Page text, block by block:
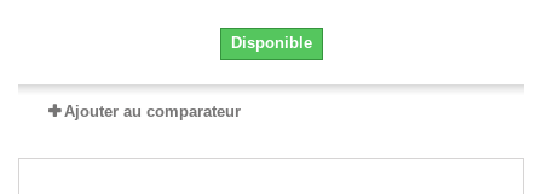
Disponible
Ajouter au comparateur